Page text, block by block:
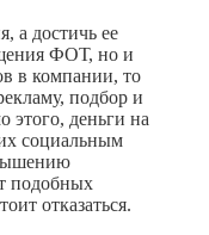
а достичь ее
ФОТ, но и
в компании, то
подбор и
этого, деньги на
социальным
подобных
отказаться.